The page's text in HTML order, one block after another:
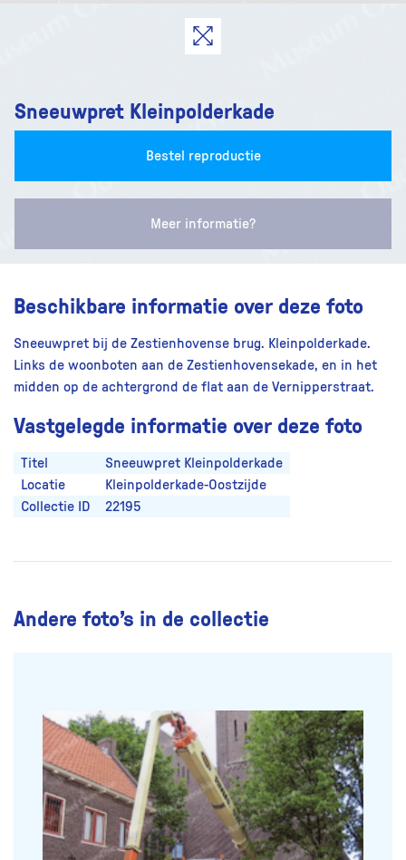
Sneeuwpret Kleinpolderkade
Bestel reproductie
Meer informatie?
Beschikbare informatie over deze foto
Sneeuwpret bij de Zestienhovense brug. Kleinpolderkade.
Links de woonboten aan de Zestienhovensekade, en in het
midden op de achtergrond de flat aan de Vernipperstraat.
Vastgelegde informatie over deze foto
Titel
Sneeuwpret Kleinpolderkade
Locatie
Kleinpolderkade-Oostzijde
Collectie ID
22195
Andere foto’s in de collectie